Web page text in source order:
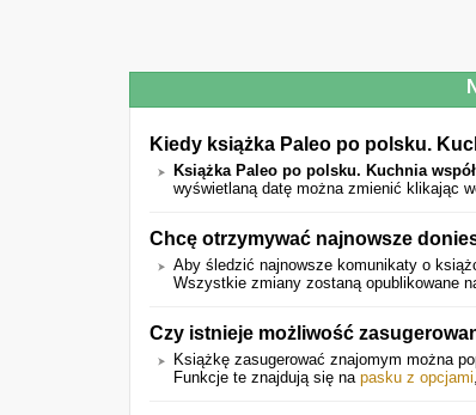
Kiedy książka Paleo po polsku.
Książka Paleo po polsku. Kuchnia
wyświetlaną datę można zmienić klikając
Chcę otrzymywać najnowsze
Aby śledzić najnowsze komunikaty o
Wszystkie zmiany zostaną opublikowane
Czy istnieje możliwość
Książkę zasugerować znajomym można
Funkcje te znajdują się na pasku z opcjami